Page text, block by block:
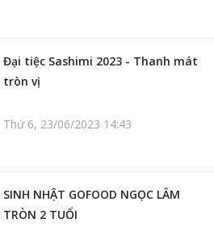
Đại tiệc Sashimi 2023 - Thanh mát
tròn vị
Thứ 6, 23/06/2023 14:43
SINH NHẬT GOFOOD NGỌC LÂM
TRÒN 2 TUỔI